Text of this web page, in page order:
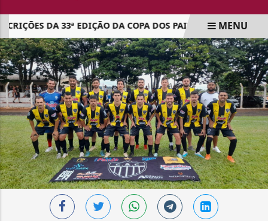
DA 33ª EDIÇÃO DA COPA DOS PAIS DO COLÉGIO SÃO
EM ALTA
MENU